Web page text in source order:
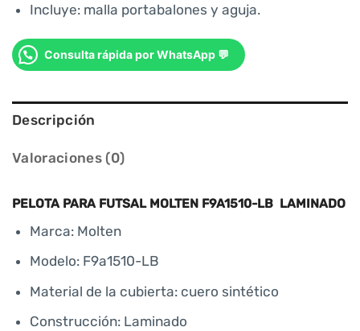
Incluye: malla portabalones y aguja.
Consulta rápida por WhatsApp 💬
Descripción
Valoraciones (0)
PELOTA PARA FUTSAL MOLTEN F9A1510-LB LAMINADO
Marca: Molten
Modelo: F9a1510-LB
Material de la cubierta: cuero sintético
Construcción: Laminado